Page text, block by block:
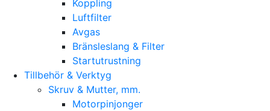
Koppling
Luftfilter
Avgas
Bränsleslang & Filter
Startutrustning
Tillbehör & Verktyg
Skruv & Mutter, mm.
Motorpinjonger